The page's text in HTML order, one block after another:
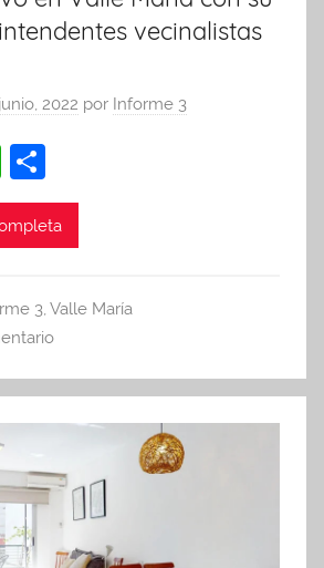
vecinalistas
2022 por Informe 3
W
h
at
A
p
p
o
m
ar
tir
3, Valle María